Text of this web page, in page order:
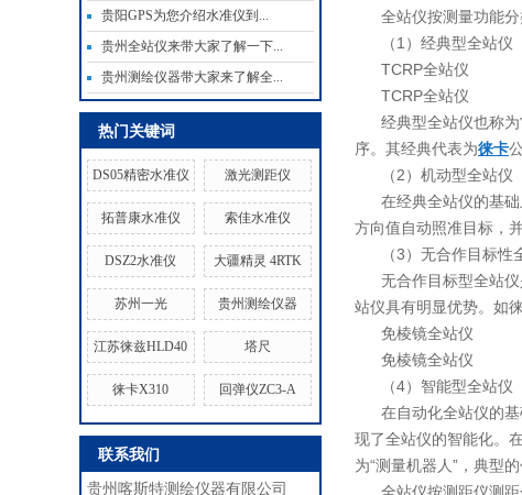
贵阳GPS为您介绍水准仪到...
贵州全站仪来带大家了解一下...
贵州测绘仪器带大家来了解全...
热门关键词
DS05精密水准仪 激光测距仪
拓普康水准仪 索佳水准仪
DSZ2水准仪 大疆精灵 4RTK
苏州一光 贵州测绘仪器
江苏徕兹HLD40 塔尺
徕卡X310 回弹仪ZC3-A
联系我们
贵州喀斯特测绘仪器有限公司
全站仪按测量功能分
（1）经典型全站仪
TCRP全站仪
TCRP全站仪
经典型全站仪也称
序。其经典代表为徕卡
（2）机动型全站仪
在经典全站仪的基
方向值自动照准目标，
（3）无合作目标
无合作目标型全站
站仪具有明显优势。如
免棱镜全站仪
免棱镜全站仪
（4）智能型全站仪
在自动化全站仪的
现了全站仪的智能化。
为“测量机器人”，典型